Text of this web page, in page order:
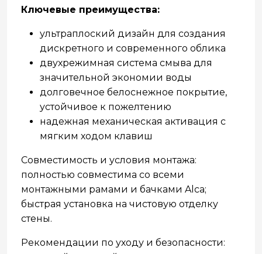
Ключевые преимущества:
ультраплоский дизайн для создания
дискретного и современного облика
двухрежимная система смыва для
значительной экономии воды
долговечное белоснежное покрытие,
устойчивое к пожелтению
надежная механическая активация с
мягким ходом клавиш
Совместимость и условия монтажа:
полностью совместима со всеми
монтажными рамами и бачками Alca;
быстрая установка на чистовую отделку
стены.
Рекомендации по уходу и безопасности: